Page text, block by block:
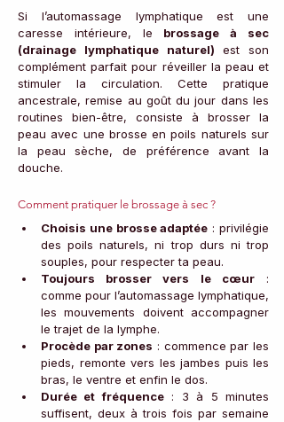
Si l’automassage lymphatique est une
caresse intérieure, le brossage à sec
(drainage lymphatique naturel) est son
complément parfait pour réveiller la peau et
stimuler la circulation. Cette pratique
ancestrale, remise au goût du jour dans les
routines bien-être, consiste à brosser la
peau avec une brosse en poils naturels sur
la peau sèche, de préférence avant la
douche.
Comment pratiquer le brossage à sec ?
Choisis une brosse adaptée : privilégie
des poils naturels, ni trop durs ni trop
souples, pour respecter ta peau.
Toujours brosser vers le cœur :
comme pour l’automassage lymphatique,
les mouvements doivent accompagner
le trajet de la lymphe.
Procède par zones : commence par les
pieds, remonte vers les jambes puis les
bras, le ventre et enfin le dos.
Durée et fréquence : 3 à 5 minutes
suffisent, deux à trois fois par semaine